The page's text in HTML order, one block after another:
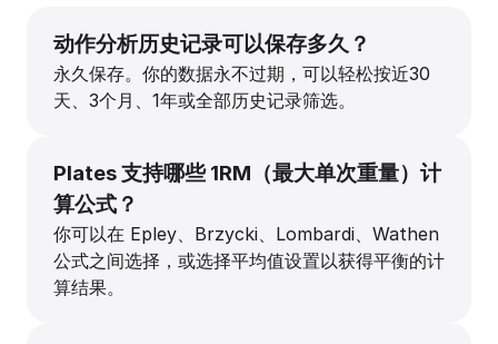
动作分析历史记录可以保存多久？
永久保存。你的数据永不过期，可以轻松按近30
天、3个月、1年或全部历史记录筛选。
Plates 支持哪些 1RM（最大单次重量）计
算公式？
你可以在 Epley、Brzycki、Lombardi、Wathen
公式之间选择，或选择平均值设置以获得平衡的计
算结果。